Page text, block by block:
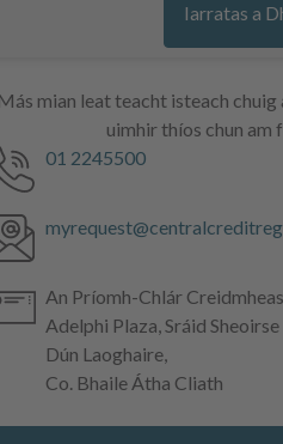
Iarratas a
mian leat teacht isteach chuig
uimhir thíos chun am
01 2245500
An Príomh-Chlár
Adelphi Plaza, Sráid
Dún Laoghaire,
Co. Bhaile Átha Cliath